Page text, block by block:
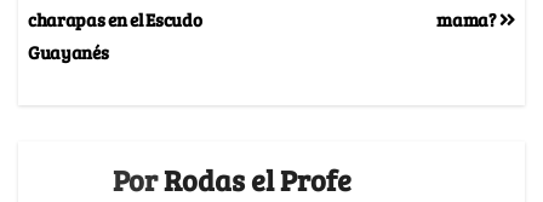
mama?
charapas en el Escudo
Guayanés
PorRodas el Profe